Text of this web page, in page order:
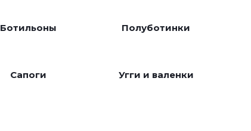
Ботильоны Полуботинки
Сапоги Угги и валенки